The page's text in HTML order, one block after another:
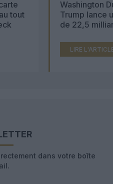
tout
Washington
Trump lance
de 22,5
LIRE
dans votre boîte